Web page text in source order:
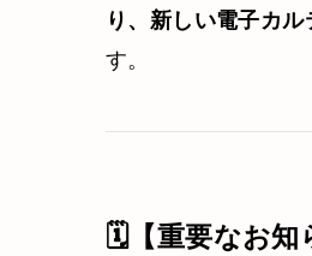
り、新しい電子カ
す。
🗓【重要なお知